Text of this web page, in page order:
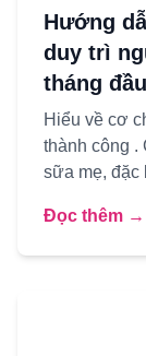
Hướng
duy trì
tháng đầu
Hiểu về cơ
thành công .
sữa mẹ, đặc
Đọc thêm →